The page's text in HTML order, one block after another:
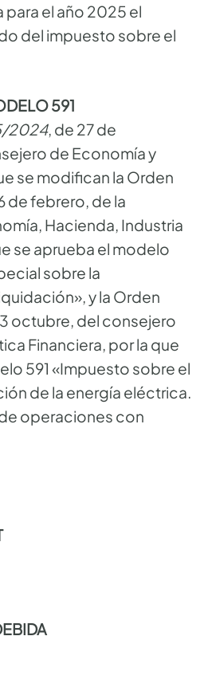
para el año 2025 el
del impuesto sobre el
591
2024, de 27 de
de Economía y
se modifican la Orden
de febrero, de la
Hacienda, Industria
se aprueba el modelo
sobre la
y la Orden
octubre, del consejero
Financiera, por la que
591 «Impuesto sobre el
de la energía eléctrica.
operaciones con